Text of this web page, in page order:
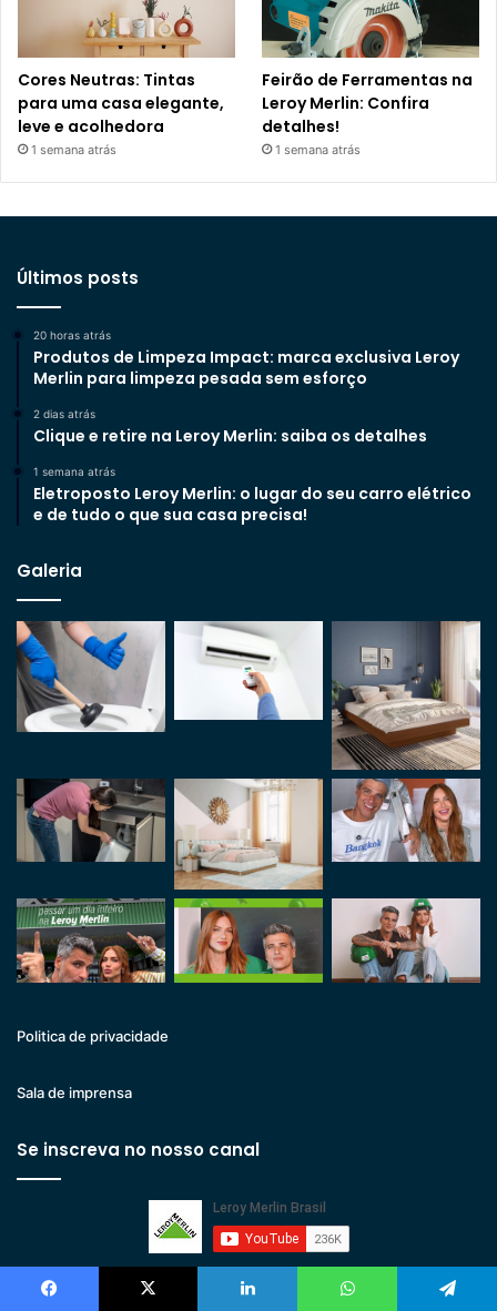
Cores Neutras: Tintas
para uma casa elegante,
leve e acolhedora
1 semana atrás
Feirão de Ferramentas na
Leroy Merlin: Confira
detalhes!
1 semana atrás
Últimos posts
20 horas atrás
Produtos de Limpeza Impact: marca exclusiva Leroy
Merlin para limpeza pesada sem esforço
2 dias atrás
Clique e retire na Leroy Merlin: saiba os detalhes
1 semana atrás
Eletroposto Leroy Merlin: o lugar do seu carro elétrico
e de tudo o que sua casa precisa!
Galeria
Politica de privacidade
Sala de imprensa
Se inscreva no nosso canal